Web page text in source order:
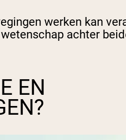
werken kan
achter
EN